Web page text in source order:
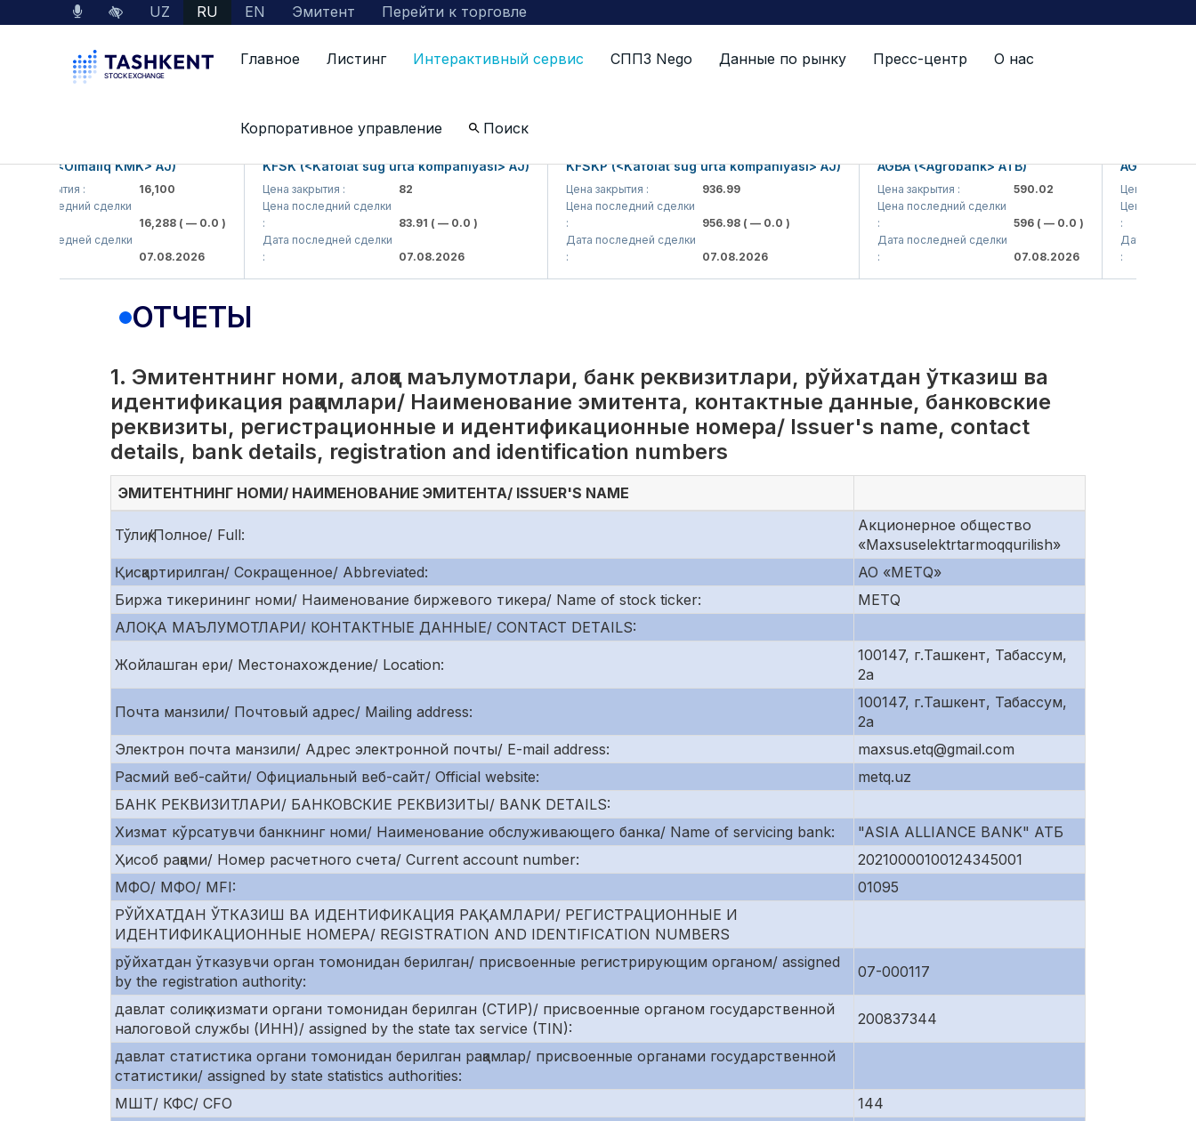
UZ RU EN Эмитент Перейти к торговле
Главное Листинг Интерактивный сервис СППЗ Nego Данные по рынку Пресс-центр О нас
Корпоративное управление Поиск
Раскрытие информации по компаниям включенных в биржевой котировальный список
(<Olmaliq KMK> AJ)
16,100
сделки
16,288( — 0.0 )
сделки
07.08.2026
KFSK (<Kafolat sug'urta kompaniyasi> AJ)
Цена закрытия :
Цена последний сделки
83.91( — 0.0 )
Дата последней сделки
07.08.2026
KFSKP (<Kafolat sug'urta kompaniyasi> AJ)
Цена закрытия :
936.99
Цена последний сделки
956.98( — 0.0 )
Дата последней сделки
07.08.2026
AGBA (<Agrobank> ATB)
Цена закрытия :
590.02
Цена последний сделки
( — 0.0 )
Дата последней сделки
07.08.2026
AGBAP
Цена закрытия :
Цена последний
Дата последней
ОТЧЕТЫ
1. Эмитентнинг номи, алоқа маълумотлари, банк реквизитлари, рўйхатдан ўтказиш ва
идентификация рақамлари/ Наименование эмитента, контактные данные, банковские
реквизиты, регистрационные и идентификационные номера/ Issuer's name, contact
details, bank details, registration and identification numbers
ЭМИТЕНТНИНГ НОМИ/ НАИМЕНОВАНИЕ ЭМИТЕНТА/ ISSUER'S NAME
Тўлиқ/Полное/ Full:
Акционерное общество
«Maxsuselektrtarmoqqurilish»
Қисқартирилган/ Сокращенное/ Abbreviated:
АО «METQ»
Биржа тикерининг номи/ Наименование биржевого тикера/ Name of stock ticker:
METQ
АЛОҚА МАЪЛУМОТЛАРИ/ КОНТАКТНЫЕ ДАННЫЕ/ CONTACT DETAILS:
Жойлашган ери/ Местонахождение/ Location:
100147, г.Ташкент, Табассум,
2а
Почта манзили/ Почтовый адрес/ Mailing address:
100147, г.Ташкент, Табассум,
2а
Электрон почта манзили/ Адрес электронной почты/ E-mail address:
maxsus.etq@gmail.com
Расмий веб-сайти/ Официальный веб-сайт/ Official website:
metq.uz
БАНК РЕКВИЗИТЛАРИ/ БАНКОВСКИЕ РЕКВИЗИТЫ/ BANK DETAILS:
Хизмат кўрсатувчи банкнинг номи/ Наименование обслуживающего банка/ Name of servicing bank:
"ASIA ALLIANCE BANK" АТБ
Ҳисоб рақами/ Номер расчетного счета/ Current account number:
20210000100124345001
МФО/ МФО/ MFI:
01095
РЎЙХАТДАН ЎТКАЗИШ ВА ИДЕНТИФИКАЦИЯ РАҚАМЛАРИ/ РЕГИСТРАЦИОННЫЕ И
ИДЕНТИФИКАЦИОННЫЕ НОМЕРА/ REGISTRATION AND IDENTIFICATION NUMBERS
рўйхатдан ўтказувчи орган томонидан берилган/ присвоенные регистрирующим органом/ assigned
by the registration authority:
07-000117
давлат солиқ хизмати органи томонидан берилган (СТИР)/ присвоенные органом государственной
налоговой службы (ИНН)/ assigned by the state tax service (TIN):
200837344
давлат статистика органи томонидан берилган рақамлар/ присвоенные органами государственной
статистики/ assigned by state statistics authorities:
МШТ/ КФС/ CFO
144